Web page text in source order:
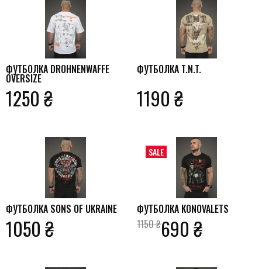
ФУТБОЛКА DROHNENWAFFE
OVERSIZE
1250 ₴
ФУТБОЛКА T.N.T.
1190 ₴
ФУТБОЛКА SONS OF UKRAINE
1050 ₴
SALE
ФУТБОЛКА KONOVALETS
1150 ₴690 ₴